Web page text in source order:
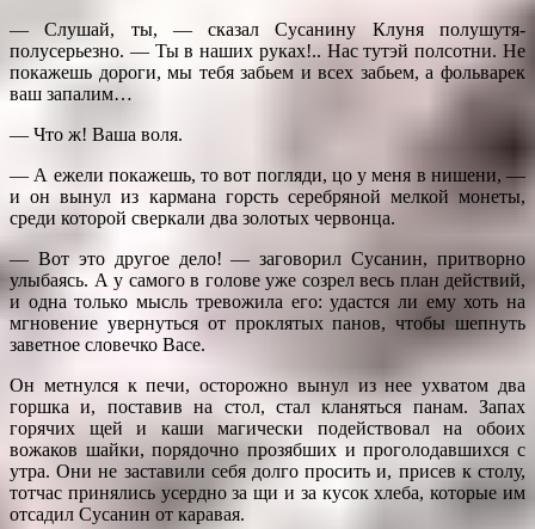
— Слушай, ты, — сказал Сусанину Клуня полушутя-
полусерьезно. — Ты в наших руках!.. Нас тутэй полсотни. Не
покажешь дороги, мы тебя забьем и всех забьем, а фольварек
ваш запалим…
— Что ж! Ваша воля.
— А ежели покажешь, то вот погляди, цо у меня в нишени, —
и он вынул из кармана горсть серебряной мелкой монеты,
среди которой сверкали два золотых червонца.
— Вот это другое дело! — заговорил Сусанин, притворно
улыбаясь. А у самого в голове уже созрел весь план действий,
и одна только мысль тревожила его: удастся ли ему хоть на
мгновение увернуться от проклятых панов, чтобы шепнуть
заветное словечко Васе.
Он метнулся к печи, осторожно вынул из нее ухватом два
горшка и, поставив на стол, стал кланяться панам. Запах
горячих щей и каши магически подействовал на обоих
вожаков шайки, порядочно прозябших и проголодавшихся с
утра. Они не заставили себя долго просить и, присев к столу,
тотчас принялись усердно за щи и за кусок хлеба, которые им
отсадил Сусанин от каравая.